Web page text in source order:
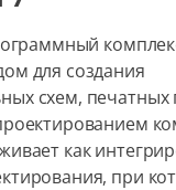
для создания
схем, печатных
как
при